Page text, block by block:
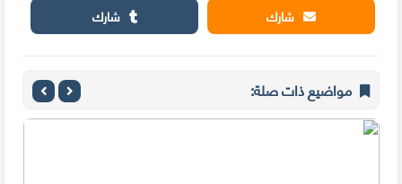
شارك
شارك
مواضيع ذات صلة: